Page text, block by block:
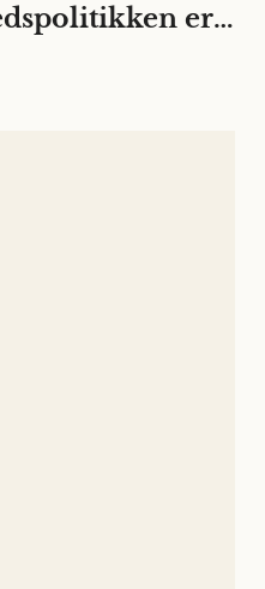
DEBAT: Sikkerhedspolitikken er rykket ind på universiteterne. Det må ikke kvæle den fri og langsigtede forskning